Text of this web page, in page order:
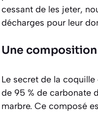
cessant de les jeter,
décharges pour leur
Une
Le secret de la
de 95 % de carbonate
marbre. Ce composé